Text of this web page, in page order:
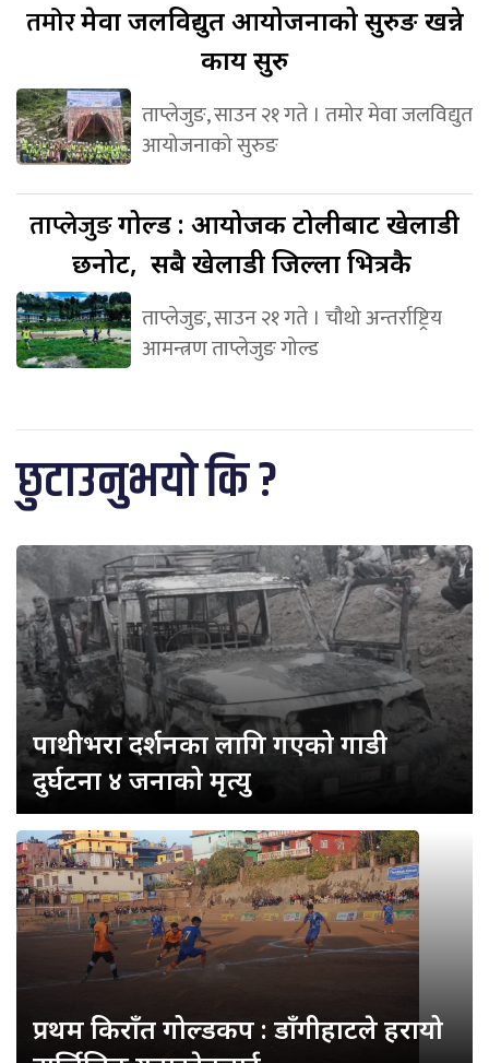
तमोरमेवा जलविद्युत आयोजनाको सुरुङ खन्ने
कार्य सुरु
ताप्लेजुङ, साउन २१ गते । तमोर मेवा जलविद्युत
आयोजनाको सुरुङ
ताप्लेजुङगोल्ड : आयोजक टोलीबाट खेलाडी
छनोट, सबै खेलाडी जिल्ला भित्रकै
ताप्लेजुङ, साउन २१ गते । चौथो अन्तर्राष्ट्रिय
आमन्त्रण ताप्लेजुङ गोल्ड
छुटाउनुभयो कि ?
पाथीभरा दर्शनका लागि गएको गाडी
दुर्घटना ४ जनाको मृत्यु
प्रथम किराँत गोल्डकप : डाँगीहाटले हरायो